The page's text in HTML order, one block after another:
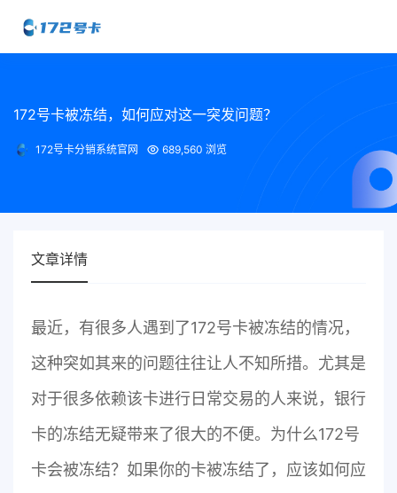
172号卡被冻结，如何应对这一突发问题？
172号卡分销系统官网 689,560 浏览
文章详情
最近，有很多人遇到了172号卡被冻结的情况，
这种突如其来的问题往往让人不知所措。尤其是
对于很多依赖该卡进行日常交易的人来说，银行
卡的冻结无疑带来了很大的不便。为什么172号
卡会被冻结？如果你的卡被冻结了，应该如何应